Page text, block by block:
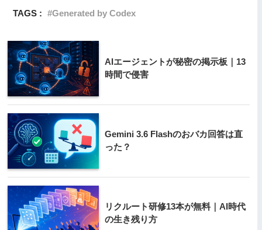
TAGS :
Generated by Codex
AIエージェントが秘密の掲示板｜13
時間で侵害
Gemini 3.6 Flashのおバカ回答は直
った？
リクルート研修13本が無料｜AI時代
の生き残り方